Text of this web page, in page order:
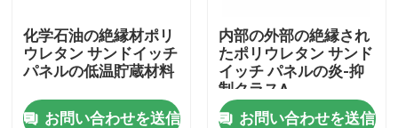
グラスウールボード
ロックウールサンドイッチパネル
化学石油の絶縁材ポリ
ウレタン サンドイッチ
パネルの低温貯蔵材料
お問い合わせを送信
内部の外部の絶縁され
たポリウレタン サンド
イッチ パネルの炎-抑
制クラスA
お問い合わせを送信